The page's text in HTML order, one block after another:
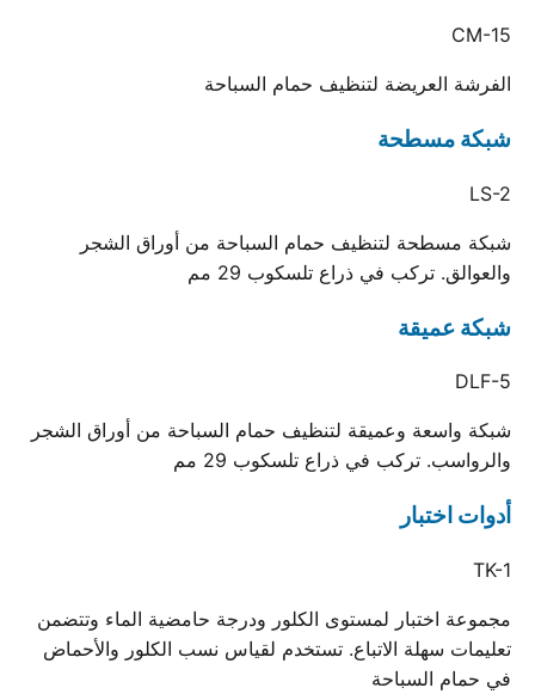
CM-15
الفرشة العريضة لتنظيف حمام السباحة
شبكة مسطحة
LS-2
شبكة مسطحة لتنظيف حمام السباحة من أوراق الشجر
والعوالق. تركب في ذراع تلسكوب 29 مم
شبكة عميقة
DLF-5
شبكة واسعة وعميقة لتنظيف حمام السباحة من أوراق الشجر
والرواسب. تركب في ذراع تلسكوب 29 مم
أدوات اختبار
TK-1
مجموعة اختبار لمستوى الكلور ودرجة حامضية الماء وتتضمن
تعليمات سهلة الاتباع. تستخدم لقياس نسب الكلور والأحماض
في حمام السباحة